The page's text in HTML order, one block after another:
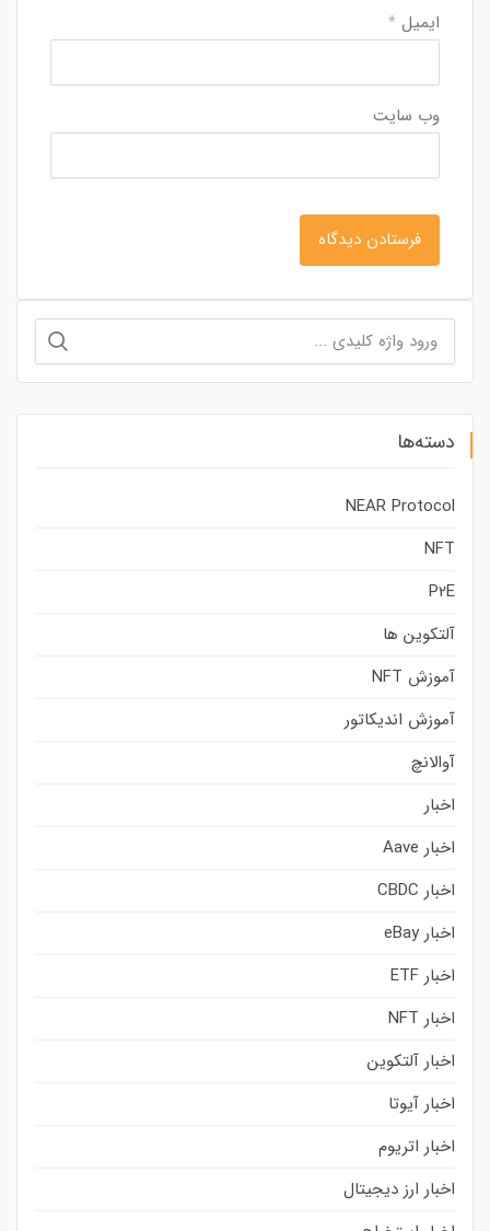
ایمیل *
وب‌ سایت
برای:
دسته‌ها
NEAR Protocol
NFT
P2E
آلتکوین ها
آموزش NFT
آموزش اندیکاتور
آوالانچ
اخبار
اخبار Aave
اخبار CBDC
اخبار eBay
اخبار ETF
اخبار NFT
اخبار آلتکوین
اخبار آیوتا
اخبار اتریوم
اخبار ارز دیجیتال